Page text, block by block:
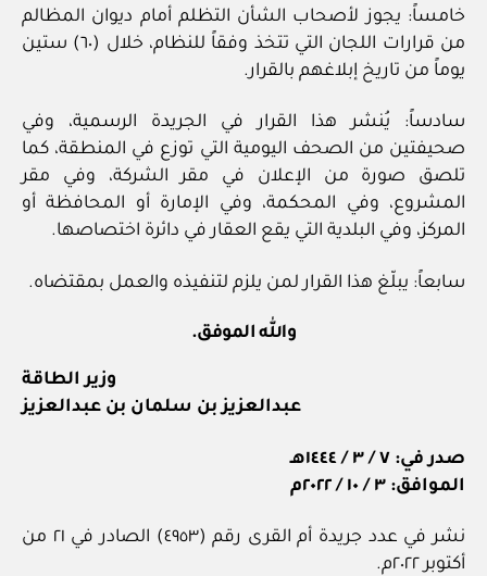
خامساً: يجوز لأصحاب الشأن التظلم أمام ديوان المظالم
من قرارات اللجان التي تتخذ وفقاً للنظام، خلال (٦٠) ستين
يوماً من تاريخ إبلاغهم بالقرار.
سادساً: يُنشر هذا القرار في الجريدة الرسمية، وفي
صحيفتين من الصحف اليومية التي توزع في المنطقة، كما
تلصق صورة من الإعلان في مقر الشركة، وفي مقر
المشروع، وفي المحكمة، وفي الإمارة أو المحافظة أو
المركز، وفي البلدية التي يقع العقار في دائرة اختصاصها.
سابعاً: يبلّغ هذا القرار لمن يلزم لتنفيذه والعمل بمقتضاه.
والله الموفق.
وزير الطاقة
عبدالعزيز بن سلمان بن عبدالعزيز
صدر في: ٧ / ٣ / ١٤٤٤هـ
الموافق: ٣ / ١٠ / ٢٠٢٢م
نشر في عدد جريدة أم القرى رقم (٤٩٥٣) الصادر في ٢١ من
أكتوبر ٢٠٢٢م.